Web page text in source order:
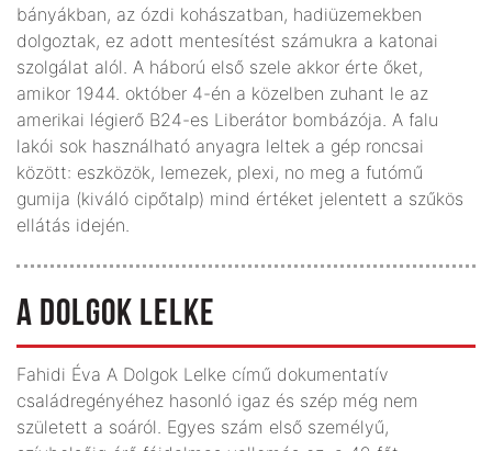
bányákban, az ózdi kohászatban, hadiüzemekben
dolgoztak, ez adott mentesítést számukra a katonai
szolgálat alól. A háború első szele akkor érte őket,
amikor 1944. október 4-én a közelben zuhant le az
amerikai légierő B24-es Liberátor bombázója. A falu
lakói sok használható anyagra leltek a gép roncsai
között: eszközök, lemezek, plexi, no meg a futómű
gumija (kiváló cipőtalp) mind értéket jelentett a szűkös
ellátás idején.
A DOLGOK LELKE
Fahidi Éva A Dolgok Lelke című dokumentatív
családregényéhez hasonló igaz és szép még nem
született a soáról. Egyes szám első személyű,